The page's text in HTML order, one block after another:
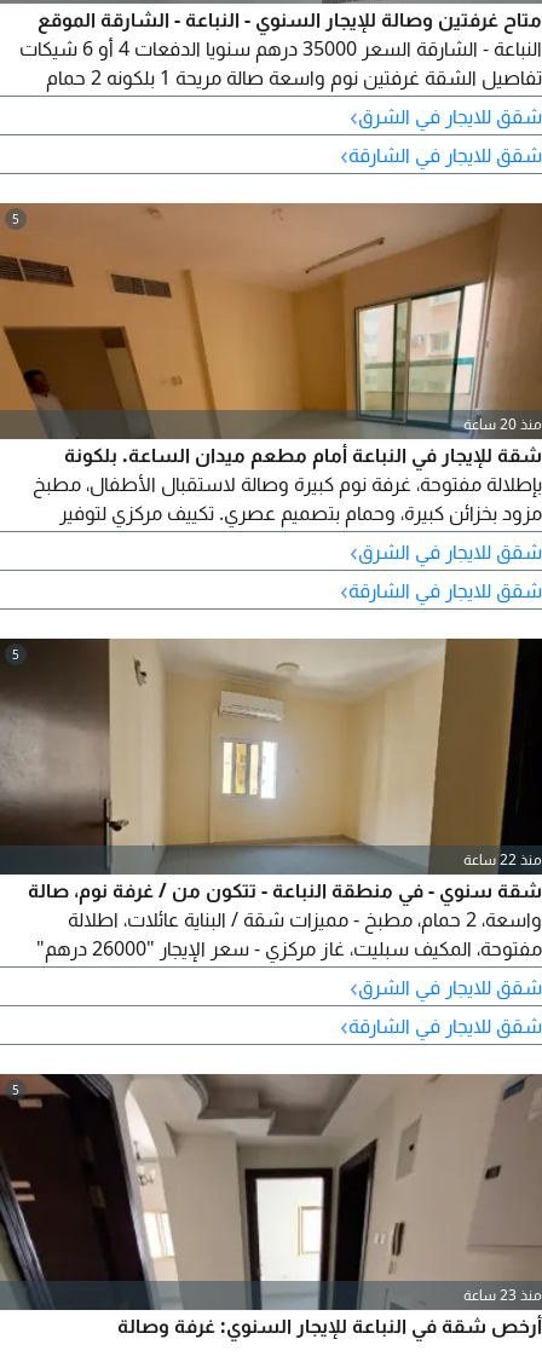
متاح غرفتين وصالة للإيجار السنوي - النباعة - الشارقة الموقع
النباعة - الشارقة السعر 35000 درهم سنويا الدفعات 4 أو 6 شيكات
تفاصيل الشقة غرفتين نوم واسعة صالة مريحة 1 بلكونه 2 حمام
تكييف مركزي مناسبة للعائلات موقع حيوي وقريب من جميع الخدمات
سوبر ماركت وبقالات مدارس وحضانات مساجد مطاعم وكافيهات
مواصلات عامة سعر ممتاز مقابل المساحة والموقع للحجز أو المعاينة
شقق للايجار في الشرق›
شقق للايجار في الشارقة›
5
منذ 20 ساعة
شقة للإيجار في النباعة أمام مطعم ميدان الساعة. بلكونة
بإطلالة مفتوحة، غرفة نوم كبيرة وصالة لاستقبال الأطفال، مطبخ
مزود بخزائن كبيرة، وحمام بتصميم عصري. تكييف مركزي لتوفير
الطاقة، وغاز مركزي لراحة دائمة. نوافذ زجاجية توفر إضاءة طبيعية
وتهوية ممتازة، مع تشطيبات بانوراما. بناية هادئة مزودة بكاميرات
مراقبة. موقع مميز وجميع الخدمات حول البناية. انتهز الفرصة!
شقق للايجار في الشرق›
شقق للايجار في الشارقة›
5
منذ 22 ساعة
شقة سنوي - في منطقة النباعة - تتكون من / غرفة نوم، صالة
واسعة، 2 حمام، مطبخ - مميزات شقة / البناية عائلات، اطلالة
مفتوحة، المكيف سبليت، غاز مركزي - سعر الإيجار "26000 درهم"
بالقرب من / مركز مبارك، لولو هايبر ماركت، دوار الساعة، وسائل
المواصلات، جميع الخدمات
شقق للايجار في الشرق›
شقق للايجار في الشارقة›
5
منذ 23 ساعة
أرخص شقة في النباعة للإيجار السنوي: غرفة وصالة